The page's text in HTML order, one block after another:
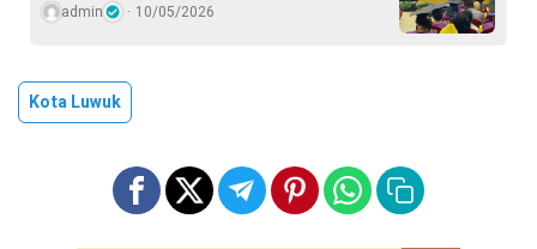
admin 10/05/2026
Kota Luwuk